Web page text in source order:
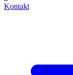
Kontakt